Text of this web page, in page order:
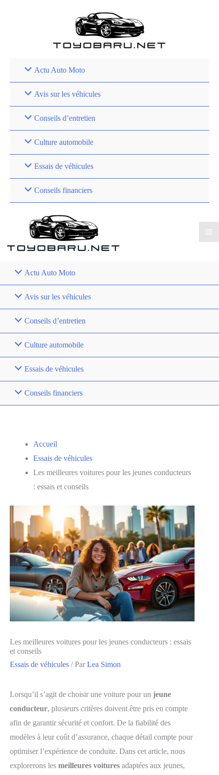
Actu Auto Moto
Avis sur les véhicules
Conseils d’entretien
Culture automobile
Essais de véhicules
Conseils financiers
Actu Auto Moto
Avis sur les véhicules
Conseils d’entretien
Culture automobile
Essais de véhicules
Conseils financiers
Accueil
Essais de véhicules
Les meilleures voitures pour les jeunes conducteurs
: essais et conseils
Les meilleures voitures pour les jeunes conducteurs : essais
et conseils
Essais de véhicules / Par Lea Simon
Lorsqu’il s’agit de choisir une voiture pour un jeune
conducteur, plusieurs critères doivent être pris en compte
afin de garantir sécurité et confort. De la fiabilité des
modèles à leur coût d’assurance, chaque détail compte pour
optimiser l’expérience de conduite. Dans cet article, nous
explorerons les meilleures voitures adaptées aux jeunes,